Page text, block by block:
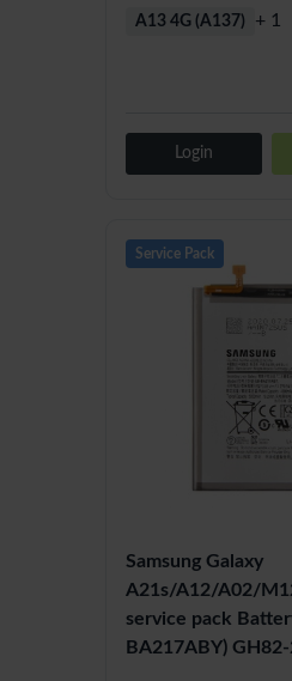
A13 4G (A137) + 1
Login
Service Pack
Samsung Galaxy
A21s/A12/A02/
service pack
BA217ABY)